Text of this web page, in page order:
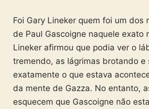
Foi Gary Lineker quem foi um dos
de Paul Gascoigne naquele exato
Lineker afirmou que podia ver o
tremendo, as lágrimas brotando e
exatamente o que estava
da mente de Gazza. No entanto,
esquecem que Gascoigne não